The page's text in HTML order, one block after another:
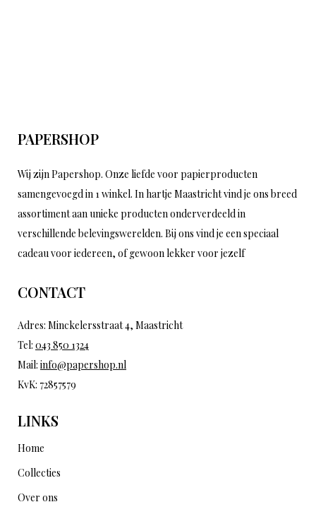
PAPERSHOP
Wij zijn Papershop. Onze liefde voor papierproducten
samengevoegd in 1 winkel. In hartje Maastricht vind je ons breed
assortiment aan unieke producten onderverdeeld in
verschillende belevingswerelden. Bij ons vind je een speciaal
cadeau voor iedereen, of gewoon lekker voor jezelf
CONTACT
Adres: Minckelersstraat 4, Maastricht
Tel: 043 850 1324
Mail: info@papershop.nl
KvK: 72857579
LINKS
Home
Collecties
Over ons